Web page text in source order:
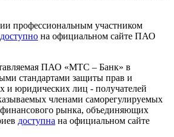
профессиональным участником
доступно на официальном сайте ПАО
ПАО «МТС – Банк» в
стандартами защиты прав и
и юридических лиц - получателей
членами саморегулируемых
рынка, объединяющих
доступна на официальном сайте